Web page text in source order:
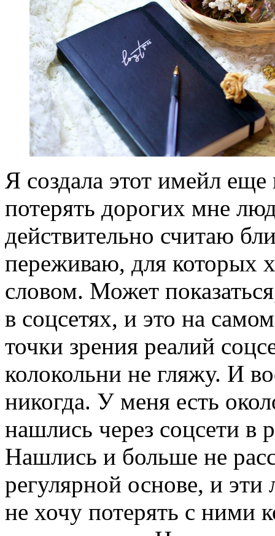
Я создала этот имейл
потерять дорогих мне
действительно считаю
переживаю, для которых
словом. Может
в соцсетях, и это на
точки зрения реалий
колокольни не гляжу. И
никогда. У меня есть
нашлись через соцсети
Нашлись и больше не
регулярной основе, и
не хочу потерять с ними